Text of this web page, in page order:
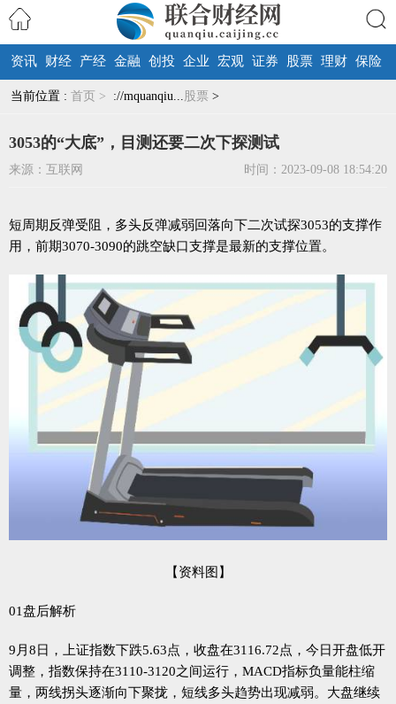
搜索
资讯 财经 产经 金融 创投 企业 宏观 证券 股票 理财 保险
当前位置 : 首页 > ://mquanqiu...股票 >
3053的“大底”，目测还要二次下探测试
来源：互联网 时间：2023-09-08 18:54:20
短周期反弹受阻，多头反弹减弱回落向下二次试探3053的支撑作
用，前期3070-3090的跳空缺口支撑是最新的支撑位置。
【资料图】
01盘后解析
9月8日，上证指数下跌5.63点，收盘在3116.72点，今日开盘低开
调整，指数保持在3110-3120之间运行，MACD指标负量能柱缩
量，两线拐头逐渐向下聚拢，短线多头趋势出现减弱。大盘继续